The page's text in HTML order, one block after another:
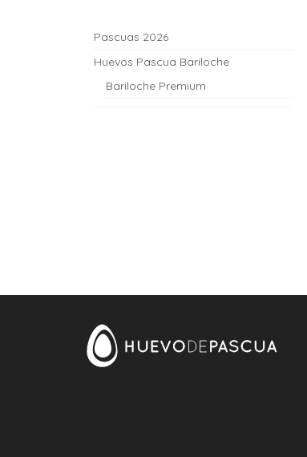
Pascuas 2026
Huevos Pascua Bariloche
Bariloche Premium